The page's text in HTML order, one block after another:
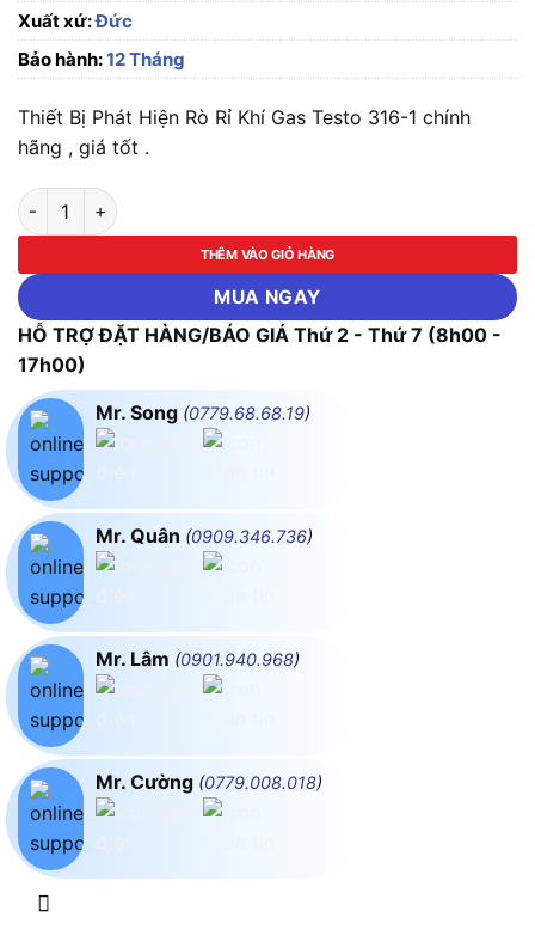
Xuất xứ:Đức
Bảo hành:12 Tháng
Thiết Bị Phát Hiện Rò Rỉ Khí Gas Testo 316-1 chính
hãng , giá tốt .
Thiết Bị Phát Hiện Rò Rỉ Khí Gas Testo 316-1 số lượng
THÊM VÀO GIỎ HÀNG
MUA NGAY
HỖ TRỢ ĐẶT HÀNG/BÁO GIÁ Thứ 2 - Thứ 7 (8h00 -
17h00)
Mr. Song (0779.68.68.19)
Mr. Quân (0909.346.736)
Mr. Lâm (0901.940.968)
Mr. Cường (0779.008.018)